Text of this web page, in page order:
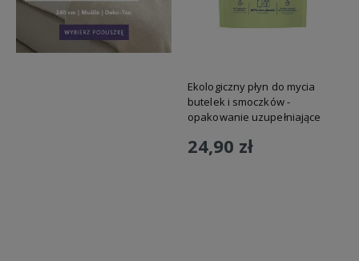
Ekologiczny płyn do mycia
butelek i smoczków -
opakowanie uzupełniające
24,90 zł